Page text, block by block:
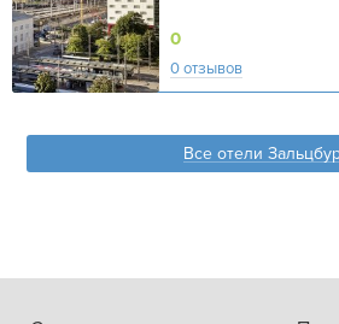
0
0 отзывов
Все отели